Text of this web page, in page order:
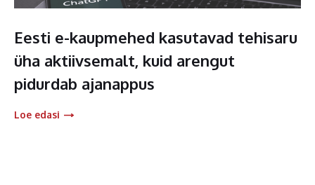
Eesti e-kaupmehed kasutavad tehisaru
üha aktiivsemalt, kuid arengut
pidurdab ajanappus
Loe edasi